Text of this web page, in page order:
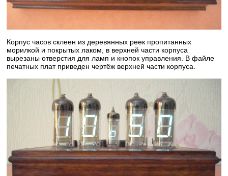
Корпус часов склеен из деревянных реек пропитанных
морилкой и покрытых лаком, в верхней части корпуса
вырезаны отверстия для ламп и кнопок управления. В файле
печатных плат приведен чертёж верхней части корпуса.